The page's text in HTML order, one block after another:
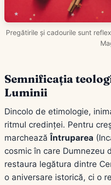
Pregătirile și cadourile sunt
Semnificația
Luminii
Dincolo de etimologie,
ritmul credinței. Pentru
marchează Întruparea
cosmic în care Dumnezeu
restaura legătura dintre
o aniversare istorică, ci o